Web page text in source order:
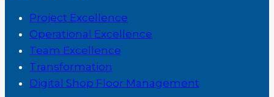
Project Excellence
Operational Excellence
Team Excellence
Transformation
Digital Shop Floor Management